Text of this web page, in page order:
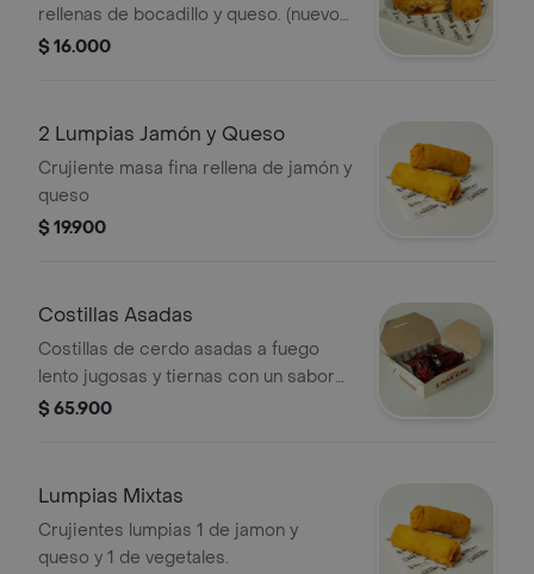
rellenas de bocadillo y queso. (nuevo
sabor)
$ 16.000
2 Lumpias Jamón y Queso
Crujiente masa fina rellena de jamón y
queso
$ 19.900
Costillas Asadas
Costillas de cerdo asadas a fuego
lento jugosas y tiernas con un sabor
ahumado irresistible. (5 und)
$ 65.900
Lumpias Mixtas
Crujientes lumpias 1 de jamon y
queso y 1 de vegetales.